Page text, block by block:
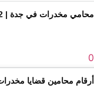
محامي مخدرات في جدة | 0599993002 | دفاع واستشارات قانونية متخصصة
أرقام محامين قضايا